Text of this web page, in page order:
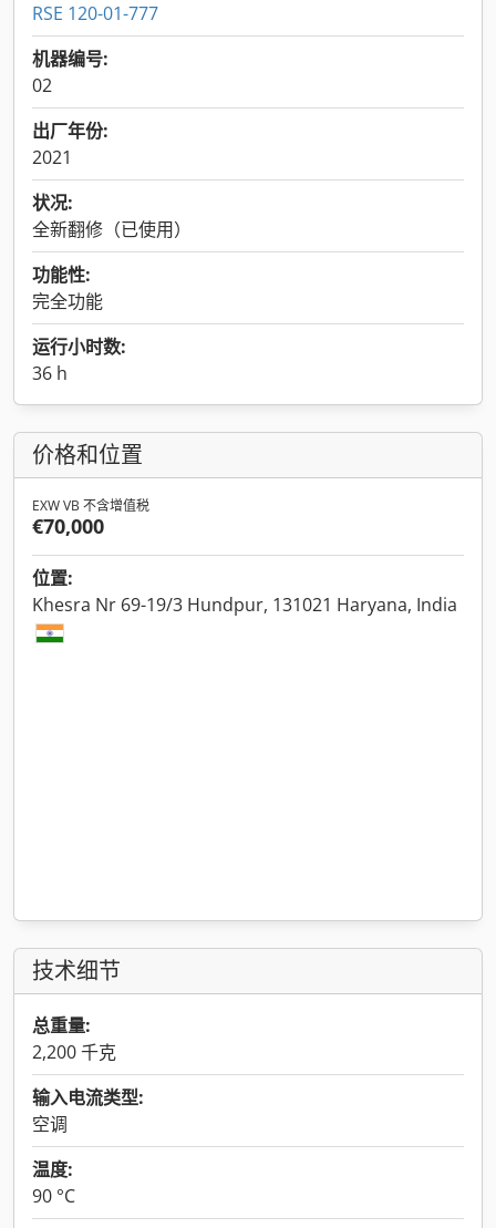
RSE 120-01-777
机器编号:
02
出厂年份:
2021
状况:
全新翻修（已使用）
功能性:
完全功能
运行小时数:
36 h
价格和位置
EXW VB 不含增值税
€70,000
位置:
Khesra Nr 69-19/3 Hundpur, 131021 Haryana, India
技术细节
总重量:
2,200 千克
输入电流类型:
空调
温度:
90 °C